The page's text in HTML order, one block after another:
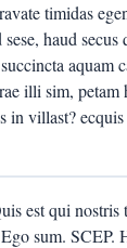
timidas
haud secus
aquam
illi sim, petam
in villast?
est qui nostris
sum. SCEP.